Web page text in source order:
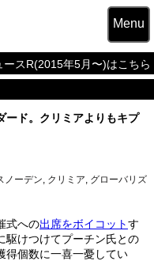
Menu
ースR(2015年5月〜)はこちら
ード。クリミアよりもキプ
ノーデン クリミア グローバリズ
式への出席をボイコットす
駆けつけてプーチン氏との
得個数に一喜一憂してい